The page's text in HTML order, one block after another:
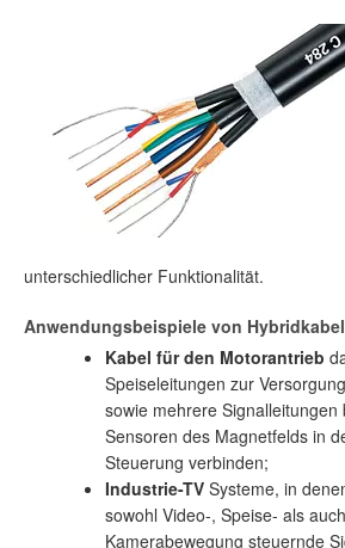
unterschiedlicher Funktionalität.
Anwendungsbeispiele von
Kabel für den Motorantrieb
Speiseleitungen zur
sowie mehrere Signalleitungen
Sensoren des Magnetfelds in
Steuerung verbinden;
Industrie-TV Systeme, in
sowohl Video-, Speise- als
Kamerabewegung steuernde